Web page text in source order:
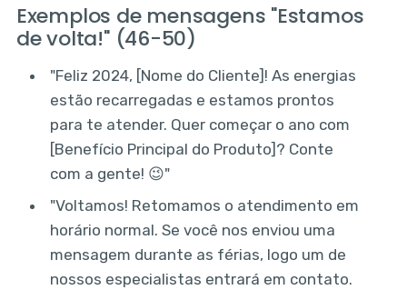
Exemplos de mensagens "Estamos
de volta!" (46-50)
"Feliz 2024, [Nome do Cliente]! As energias
estão recarregadas e estamos prontos
para te atender. Quer começar o ano com
[Benefício Principal do Produto]? Conte
com a gente! 😉"
"Voltamos! Retomamos o atendimento em
horário normal. Se você nos enviou uma
mensagem durante as férias, logo um de
nossos especialistas entrará em contato.